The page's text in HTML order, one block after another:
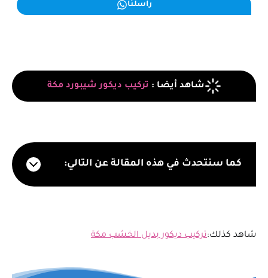
راسلنا
شاهد أيضا : تركيب ديكور شيبورد مكة
كما سنتحدث في هذه المقالة عن التالي:
شاهد كذلك:تركيب ديكور بديل الخشب مكة